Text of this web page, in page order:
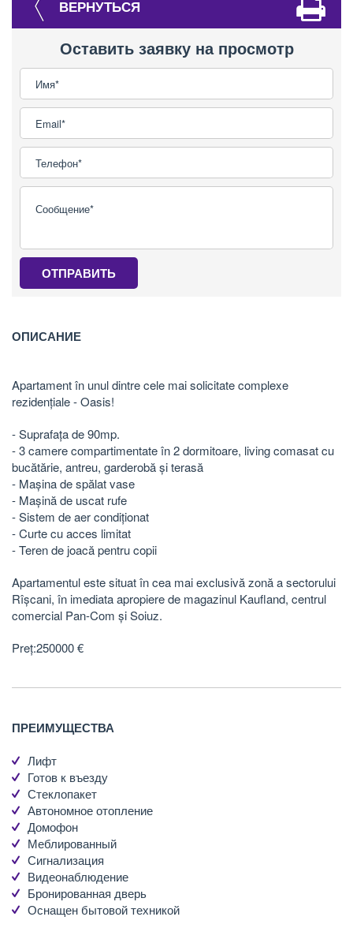
ВЕРНУТЬСЯ
Оставить заявку на просмотр
ОТПРАВИТЬ
ОПИСАНИЕ
Apartament în unul dintre cele mai solicitate complexe
rezidențiale - Oasis!
- Suprafața de 90mp.
- 3 camere compartimentate în 2 dormitoare, living comasat cu
bucătărie, antreu, garderobă și terasă
- Mașina de spălat vase
- Mașină de uscat rufe
- Sistem de aer condiționat
- Curte cu acces limitat
- Teren de joacă pentru copii
Apartamentul este situat în cea mai exclusivă zonă a sectorului
Rîșcani, în imediata apropiere de magazinul Kaufland, centrul
comercial Pan-Com și Soiuz.
Preț:250000 €
ПРЕИМУЩЕСТВА
Лифт
Готов к въезду
Стеклопакет
Автономное отопление
Домофон
Меблированный
Сигнализация
Видеонаблюдение
Бронированная дверь
Оснащен бытовой техникой